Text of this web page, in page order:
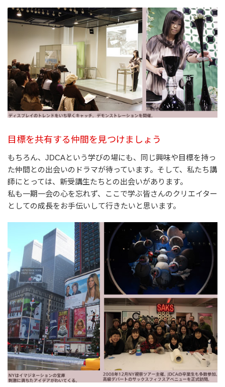
目標を共有する仲間を見つけましょう
もちろん、JDCAという学びの場にも、同じ興味や目標を持っ
た仲間との出会いのドラマが待っています。そして、私たち講
師にとっては、新受講生たちとの出会いがあります。
私も一期一会の心を忘れず、ここで学ぶ皆さんのクリエイター
としての成長をお手伝いして行きたいと思います。